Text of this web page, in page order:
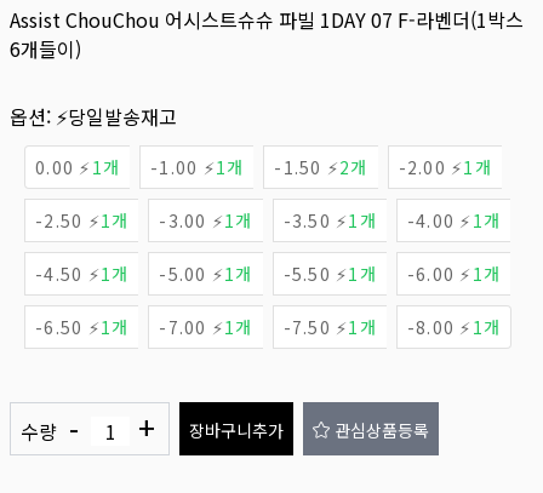
Assist ChouChou 어시스트슈슈 파빌 1DAY 07 F-라벤더(1박스
6개들이)
옵션: ⚡당일발송재고
0.00 ⚡ 1개 -1.00 ⚡1개 -1.50 ⚡2개 -2.00 ⚡1개
-2.50 ⚡1개 -3.00 ⚡1개 -3.50 ⚡1개 -4.00 ⚡ 1개
-4.50 ⚡1개 -5.00 ⚡1개 -5.50 ⚡1개 -6.00 ⚡ 1개
-6.50 ⚡1개 -7.00 ⚡1개 -7.50 ⚡1개 -8.00 ⚡ 1개
수량 - + 장바구니추가 관심상품등록